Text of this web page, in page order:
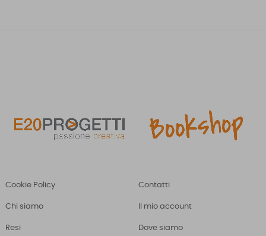
Cookie Policy
Chi siamo
Resi
Contatti
Il mio account
Dove siamo